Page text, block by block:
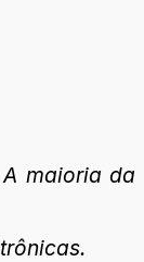
maioria da